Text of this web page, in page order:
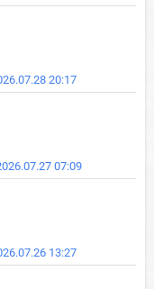
20:17
07:09
13:27